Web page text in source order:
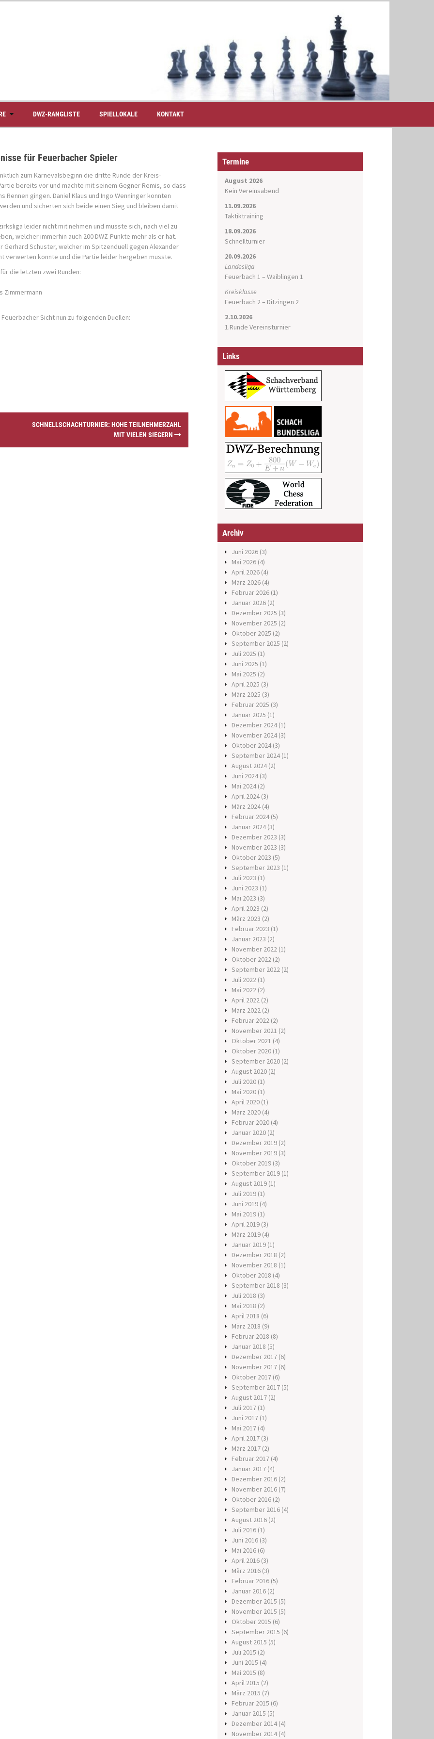
DWZ-RANGLISTE SPIELLOKALE KONTAKT
für Feuerbacher Spieler
zum Karnevalsbeginn die dritte Runde der Kreis-
bereits vor und machte mit seinem Gegner Remis, so dass
gingen. Daniel Klaus und Ingo Wenninger konnten
und sicherten sich beide einen Sieg und bleiben damit
leider nicht mit nehmen und musste sich, nach viel zu
welcher immerhin auch 200 DWZ-Punkte mehr als er hat.
Schuster, welcher im Spitzenduell gegen Alexander
verwerten konnte und die Partie leider hergeben musste.
die letzten zwei Runden:
Zimmermann
Sicht nun zu folgenden Duellen:
SCHNELLSCHACHTURNIER: HOHE TEILNEHMERZAHL
MIT VIELEN SIEGERN
Termine
August 2026
Kein Vereinsabend
11.09.2026
Taktiktraining
18.09.2026
Schnellturnier
20.09.2026
Landesliga
Feuerbach 1 – Waiblingen 1
Kreisklasse
Feuerbach 2 – Ditzingen 2
2.10.2026
1.Runde Vereinsturnier
Links
Archiv
Juni 2026 (3)
Mai 2026 (4)
April 2026 (4)
März 2026 (4)
Februar 2026 (1)
Januar 2026 (2)
Dezember 2025 (3)
November 2025 (2)
Oktober 2025 (2)
September 2025 (2)
Juli 2025 (1)
Juni 2025 (1)
Mai 2025 (2)
April 2025 (3)
März 2025 (3)
Februar 2025 (3)
Januar 2025 (1)
Dezember 2024 (1)
November 2024 (3)
Oktober 2024 (3)
September 2024 (1)
August 2024 (2)
Juni 2024 (3)
Mai 2024 (2)
April 2024 (3)
März 2024 (4)
Februar 2024 (5)
Januar 2024 (3)
Dezember 2023 (3)
November 2023 (3)
Oktober 2023 (5)
September 2023 (1)
Juli 2023 (1)
Juni 2023 (1)
Mai 2023 (3)
April 2023 (2)
März 2023 (2)
Februar 2023 (1)
Januar 2023 (2)
November 2022 (1)
Oktober 2022 (2)
September 2022 (2)
Juli 2022 (1)
Mai 2022 (2)
April 2022 (2)
März 2022 (2)
Februar 2022 (2)
November 2021 (2)
Oktober 2021 (4)
Oktober 2020 (1)
September 2020 (2)
August 2020 (2)
Juli 2020 (1)
Mai 2020 (1)
April 2020 (1)
März 2020 (4)
Februar 2020 (4)
Januar 2020 (2)
Dezember 2019 (2)
November 2019 (3)
Oktober 2019 (3)
September 2019 (1)
August 2019 (1)
Juli 2019 (1)
Juni 2019 (4)
Mai 2019 (1)
April 2019 (3)
März 2019 (4)
Januar 2019 (1)
Dezember 2018 (2)
November 2018 (1)
Oktober 2018 (4)
September 2018 (3)
Juli 2018 (3)
Mai 2018 (2)
April 2018 (6)
März 2018 (9)
Februar 2018 (8)
Januar 2018 (5)
Dezember 2017 (6)
November 2017 (6)
Oktober 2017 (6)
September 2017 (5)
August 2017 (2)
Juli 2017 (1)
Juni 2017 (1)
Mai 2017 (4)
April 2017 (3)
März 2017 (2)
Februar 2017 (4)
Januar 2017 (4)
Dezember 2016 (2)
November 2016 (7)
Oktober 2016 (2)
September 2016 (4)
August 2016 (2)
Juli 2016 (1)
Juni 2016 (3)
Mai 2016 (6)
April 2016 (3)
März 2016 (3)
Februar 2016 (5)
Januar 2016 (2)
Dezember 2015 (5)
November 2015 (5)
Oktober 2015 (6)
September 2015 (6)
August 2015 (5)
Juli 2015 (2)
Juni 2015 (4)
Mai 2015 (8)
April 2015 (2)
März 2015 (7)
Februar 2015 (6)
Januar 2015 (5)
Dezember 2014 (4)
November 2014 (4)